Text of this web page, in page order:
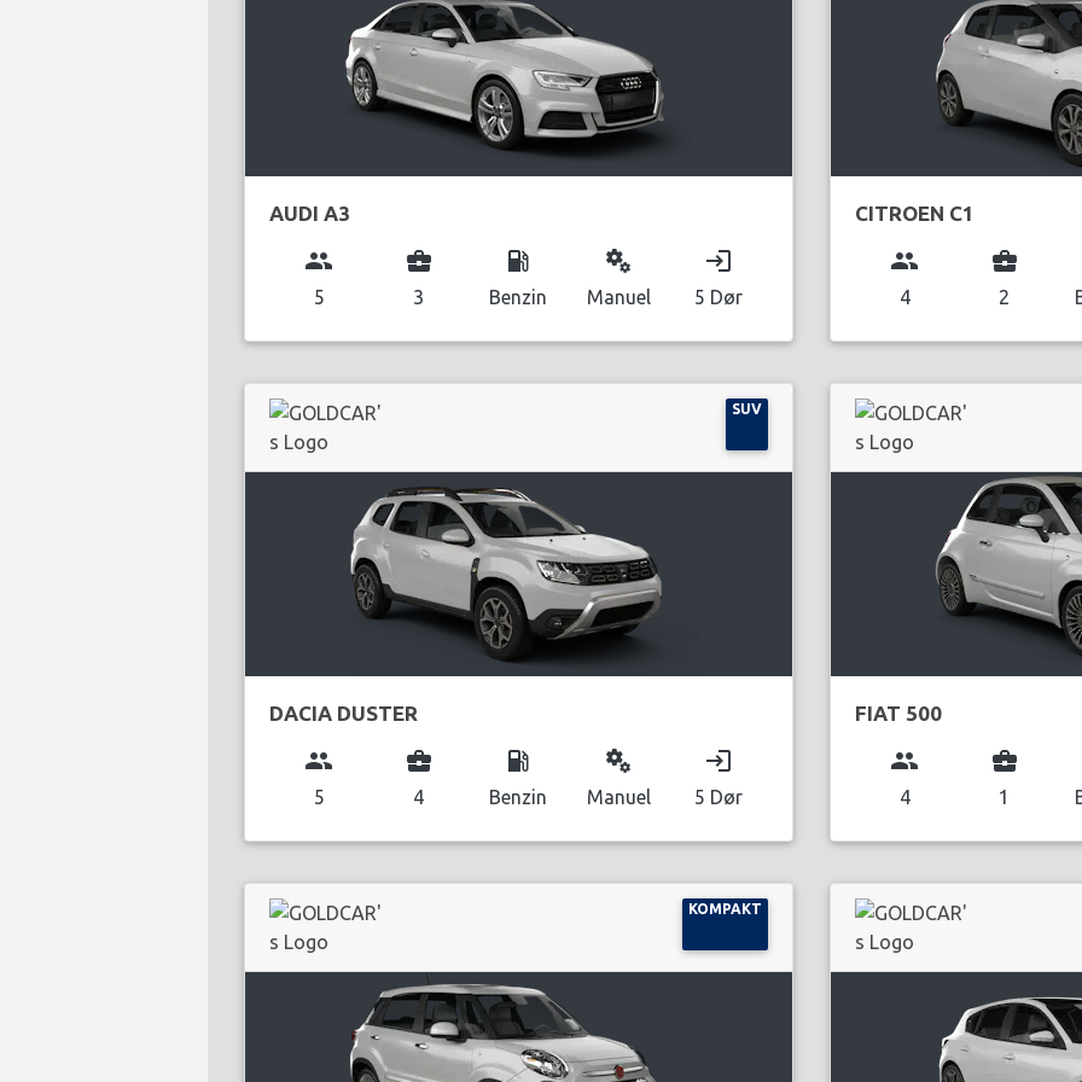
AUDI A3
group
5
business_center
3
local_gas_station
Benzin
miscellaneous_services
Manuel
login
5 Dør
CITROEN C1
group
4
business_center
2
SUV
DACIA DUSTER
group
5
business_center
4
local_gas_station
Benzin
miscellaneous_services
Manuel
login
5 Dør
FIAT 500
group
4
business_center
1
KOMPAKT